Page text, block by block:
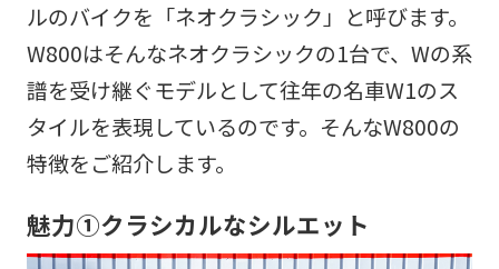
ルのバイクを「ネオクラシック」と呼びます。
W800はそんなネオクラシックの1台で、Wの系
譜を受け継ぐモデルとして往年の名車W1のス
タイルを表現しているのです。そんなW800の
特徴をご紹介します。
魅力①クラシカルなシルエット